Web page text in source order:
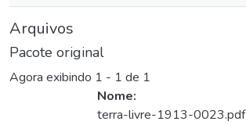
Arquivos
Pacote original
Agora exibindo 1 - 1 de 1
Nome:
terra-livre-1913-0023.pdf